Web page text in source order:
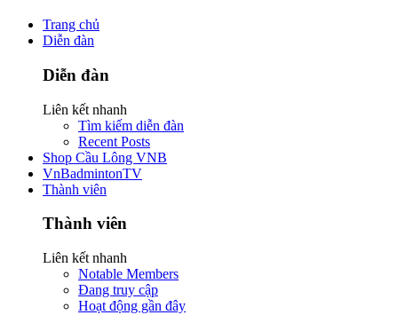
Trang chủ
Diễn đàn
Diễn đàn
Liên kết nhanh
Tìm kiếm diễn đàn
Recent Posts
Shop Cầu Lông VNB
VnBadmintonTV
Thành viên
Thành viên
Liên kết nhanh
Notable Members
Đang truy cập
Hoạt động gần đây